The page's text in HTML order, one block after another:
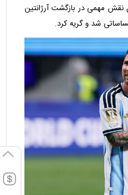
مهمی در بازگشت آرژانتین
شد و گریه کرد.